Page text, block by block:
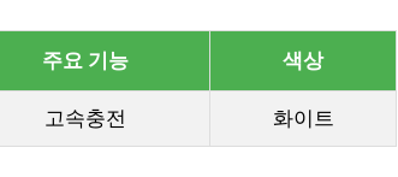
주요 기능 색상
고속충전 화이트